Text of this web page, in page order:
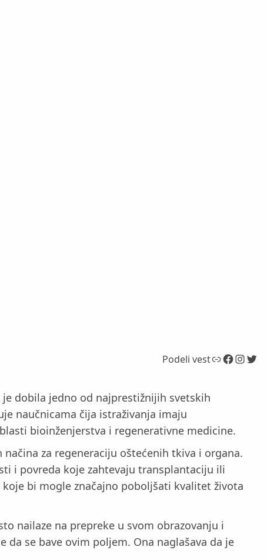
Podeli vestLink Facebook InstagramTwitter
dobila jedno od najprestižnijih svetskih
naučnicama čija istraživanja imaju
bioinženjerstva i regenerativne medicine.
za regeneraciju oštećenih tkiva i organa.
i povreda koje zahtevaju transplantaciju ili
bi mogle značajno poboljšati kvalitet života
nailaze na prepreke u svom obrazovanju i
da se bave ovim poljem. Ona naglašava da je